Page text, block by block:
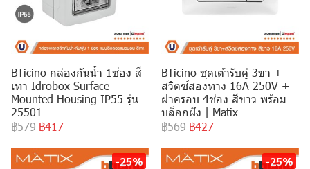
BTicino กล่องกันน้ำ 1ช่อง สี
เทา Idrobox Surface
Mounted Housing IP55 รุ่น
25501
฿579 ฿417
BTicino ชุดเต้ารับคู่ 3ขา +
สวิตซ์สองทาง 16A 250V +
ฝาครอบ 4ช่อง สีขาว พร้อม
บล็อกฝัง | Matix
฿569 ฿427
-25% -25%